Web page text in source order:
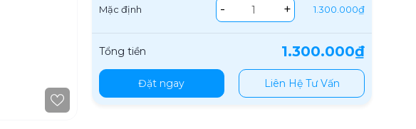
Mặc định - + 1.300.000₫
Tổng tiền 1.300.000₫
Đặt ngay Liên Hệ Tư Vấn